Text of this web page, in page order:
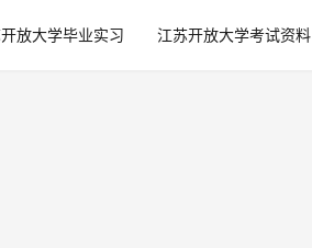
放大学毕业实习 江苏开放大学考试资料